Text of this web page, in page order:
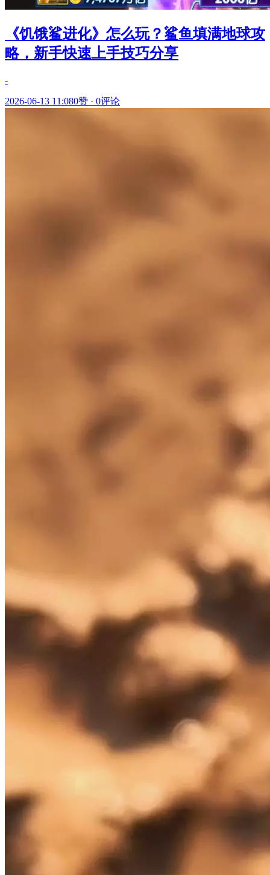
《饥饿鲨进化》怎么玩？鲨鱼填满地球攻
略，新手快速上手技巧分享
-
2026-06-13 11:080赞 · 0评论